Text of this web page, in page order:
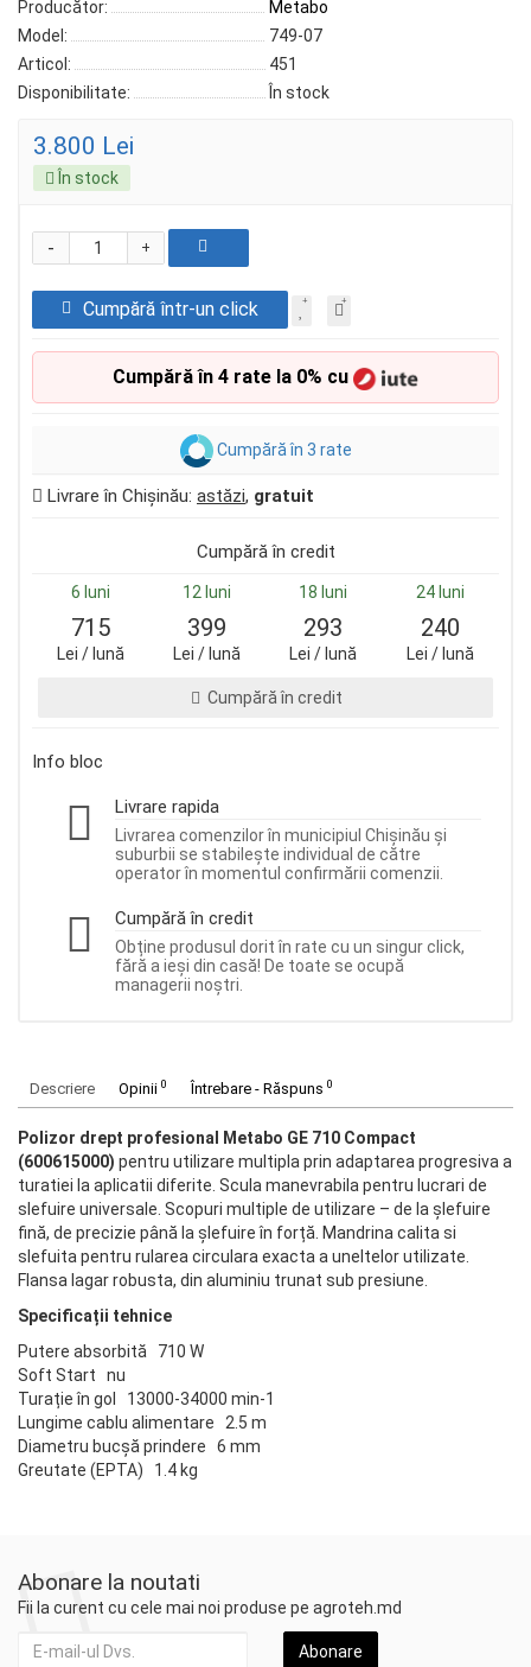
Producător:
Metabo
Model:
749-07
Articol:
451
Disponibilitate:
În stock
3.800 Lei
În stock
+
-
Cumpără într-un click
Cumpără în 4 rate la 0% cu
Cumpără în 3 rate
Livrare în Chișinău: astăzi, gratuit
Cumpără în credit
6 luni 12 luni 18 luni 24 luni
715
Lei / lună
399
Lei / lună
293
Lei / lună
240
Lei / lună
Cumpără în credit
Info bloc
Livrare rapida
Livrarea comenzilor în municipiul Chișinău și
suburbii se stabilește individual de către
operator în momentul confirmării comenzii.
Cumpără în credit
Obține produsul dorit în rate cu un singur click,
fără a ieși din casă! De toate se ocupă
managerii noștri.
Descriere Opinii 0 Întrebare - Răspuns 0
Polizor drept profesional Metabo GE 710 Compact
(600615000) pentru utilizare multipla prin adaptarea progresiva a
turatiei la aplicatii diferite. Scula manevrabila pentru lucrari de
slefuire universale. Scopuri multiple de utilizare – de la șlefuire
fină, de precizie până la șlefuire în forță. Mandrina calita si
slefuita pentru rularea circulara exacta a uneltelor utilizate.
Flansa lagar robusta, din aluminiu trunat sub presiune.
Specificații tehnice
Putere absorbită 710 W
Soft Start nu
Turație în gol 13000-34000 min-1
Lungime cablu alimentare 2.5 m
Diametru bucşă prindere 6 mm
Greutate (EPTA) 1.4 kg
Abonare la noutati
Fii la curent cu cele mai noi produse pe agroteh.md
Abonare